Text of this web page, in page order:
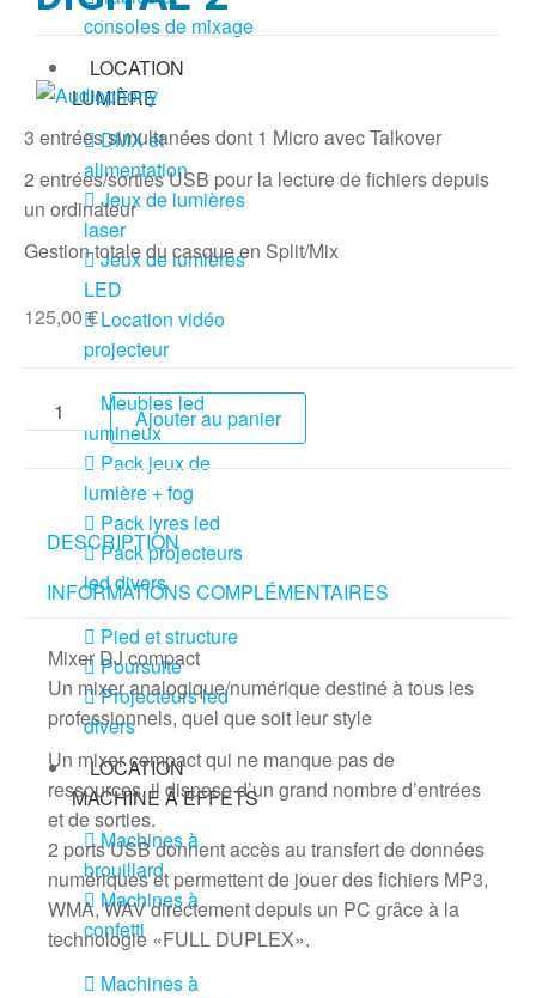
consoles de mixage
LOCATION
LUMIÈRE
DMX et
alimentation
Jeux de lumières
laser
Jeux de lumières
LED
Location vidéo
projecteur
Meubles led
lumineux
Pack jeux de
lumière + fog
Pack lyres led
Pack projecteurs
led divers
Pied et structure
Poursuite
Projecteurs led
divers
LOCATION
MACHINE À EFFETS
Machines à
brouillard
Machines à
confetti
Machines à
3 entrées simultanées dont 1 Micro avec Talkover
2 entrées/sorties USB pour la lecture de fichiers depuis
un ordinateur
Gestion totale du casque en Split/Mix
125,00€
Ajouter au panier
DESCRIPTION
INFORMATIONS COMPLÉMENTAIRES
Mixer DJ compact
Un mixer analogique/numérique destiné à tous les
professionnels, quel que soit leur style
Un mixer compact qui ne manque pas de
ressources, il dispose d’un grand nombre d’entrées
et de sorties.
2 ports USB donnent accès au transfert de données
numériques et permettent de jouer des fichiers MP3,
WMA, WAV directement depuis un PC grâce à la
technologie «FULL DUPLEX».